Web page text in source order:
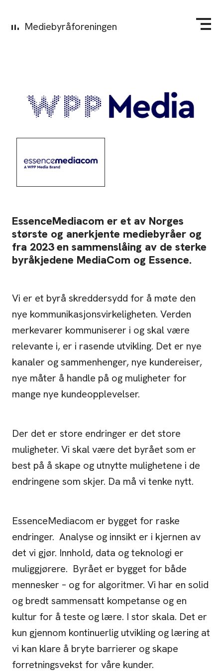
Mediebyråforeningen
EssenceMediacom er et av Norges
største og anerkjente mediebyråer og
fra 2023 en sammenslåing av de sterke
byråkjedene MediaCom og Essence.
Vi er et byrå skreddersydd for å møte den
nye kommunikasjonsvirkeligheten. Verden
merkevarer kommuniserer i og skal være
relevante i, er i rasende utvikling. Det er nye
kanaler og sammenhenger, nye kundereiser,
nye måter å handle på og muligheter for
mange nye kundeopplevelser.
Der det er store endringer er det store
muligheter. Vi skal være det byrået som er
best på å skape og utnytte mulighetene i de
endringene som skjer. Da må vi tenke nytt.
EssenceMediacom er bygget for raske
endringer. Analyse og innsikt er i kjernen av
det vi gjør. Innhold, data og teknologi er
muliggjørere. Byrået er bygget for både
mennesker – og for algoritmer. Vi har en solid
og bredt sammensatt kompetanse og en
kultur for å teste og lære. I stor skala. Det er
kun gjennom kontinuerlig utvikling og læring at
vi kan klare å bryte barrierer og skape
forretningsvekst for våre kunder.